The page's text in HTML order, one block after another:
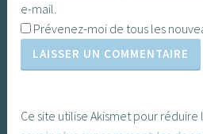
e-mail.
Prévenez-moi de tous les
Ce site utilise Akismet pour réduire